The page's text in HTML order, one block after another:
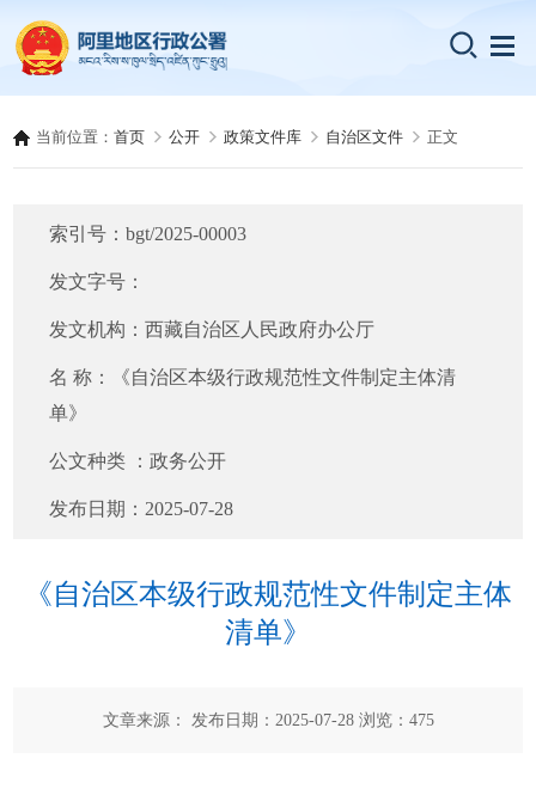
当前位置：首页 公开 政策文件库 自治区文件 正文
索引号：bgt/2025-00003
发文字号：
发文机构：西藏自治区人民政府办公厅
名 称：
《自治区本级行政规范性文件制定主体清
单》
公文种类 ：政务公开
发布日期： 2025-07-28
《自治区本级行政规范性文件制定主体
清单》
文章来源： 发布日期：2025-07-28 浏览： 475